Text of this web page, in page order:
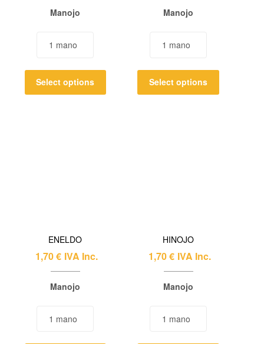
Manojo
Select options
Manojo
Select options
ENELDO
1,70€ IVA Inc.
Manojo
HINOJO
1,70€ IVA Inc.
Manojo